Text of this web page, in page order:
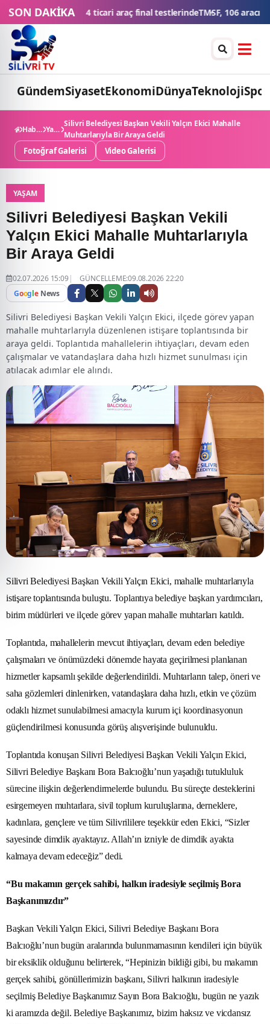
SON DAKİKA
testlerindeTMSF, 106 aracı ihaleyle satışa sunacakDüğün
GündemSiyasetEkonomiDünyaTeknolojiSpor
Haberler Yaşam
Silivri Belediyesi Başkan Vekili Yalçın Ekici Mahalle
Muhtarlarıyla Bir Araya Geldi
Fotoğraf Galerisi Video Galerisi
YAŞAM
Silivri Belediyesi Başkan Vekili
Yalçın Ekici Mahalle Muhtarlarıyla
Bir Araya Geldi
02.07.2026 15:09
GÜNCELLEME:09.08.2026 22:20
Google News
Silivri Belediyesi Başkan Vekili Yalçın Ekici, ilçede görev yapan
mahalle muhtarlarıyla düzenlenen istişare toplantısında bir
araya geldi. Toplantıda mahallelerin ihtiyaçları, devam eden
çalışmalar ve vatandaşlara daha hızlı hizmet sunulması için
atılacak adımlar ele alındı.
Silivri Belediyesi Başkan Vekili Yalçın Ekici, mahalle muhtarlarıyla
istişare toplantısında buluştu. Toplantıya belediye başkan yardımcıları,
birim müdürleri ve ilçede görev yapan mahalle muhtarları katıldı.
Toplantıda, mahallelerin mevcut ihtiyaçları, devam eden belediye
çalışmaları ve önümüzdeki dönemde hayata geçirilmesi planlanan
hizmetler kapsamlı şekilde değerlendirildi. Muhtarların talep, öneri ve
saha gözlemleri dinlenirken, vatandaşlara daha hızlı, etkin ve çözüm
odaklı hizmet sunulabilmesi amacıyla kurum içi koordinasyonun
güçlendirilmesi konusunda görüş alışverişinde bulunuldu.
Toplantıda konuşan Silivri Belediyesi Başkan Vekili Yalçın Ekici,
Silivri Belediye Başkanı Bora Balcıoğlu’nun yaşadığı tutukluluk
sürecine ilişkin değerlendirmelerde bulundu. Bu süreçte desteklerini
esirgemeyen muhtarlara, sivil toplum kuruluşlarına, derneklere,
kadınlara, gençlere ve tüm Silivrililere teşekkür eden Ekici, “Sizler
sayesinde dimdik ayaktayız. Allah’ın izniyle de dimdik ayakta
kalmaya devam edeceğiz” dedi.
“Bu makamın gerçek sahibi, halkın iradesiyle seçilmiş Bora
Başkanımızdır”
Başkan Vekili Yalçın Ekici, Silivri Belediye Başkanı Bora
Balcıoğlu’nun bugün aralarında bulunmamasının kendileri için büyük
bir eksiklik olduğunu belirterek, “Hepinizin bildiği gibi, bu makamın
gerçek sahibi, gönüllerimizin başkanı, Silivri halkının iradesiyle
seçilmiş Belediye Başkanımız Sayın Bora Balcıoğlu, bugün ne yazık
ki aramızda değil. Belediye Başkanımız, bizim haksız ve vicdansız